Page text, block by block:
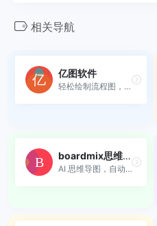
相关导航
亿图软件
轻松绘制流程图，思维导图，...
boardmix思维导图
AI 思维导图，自动生成文字和...